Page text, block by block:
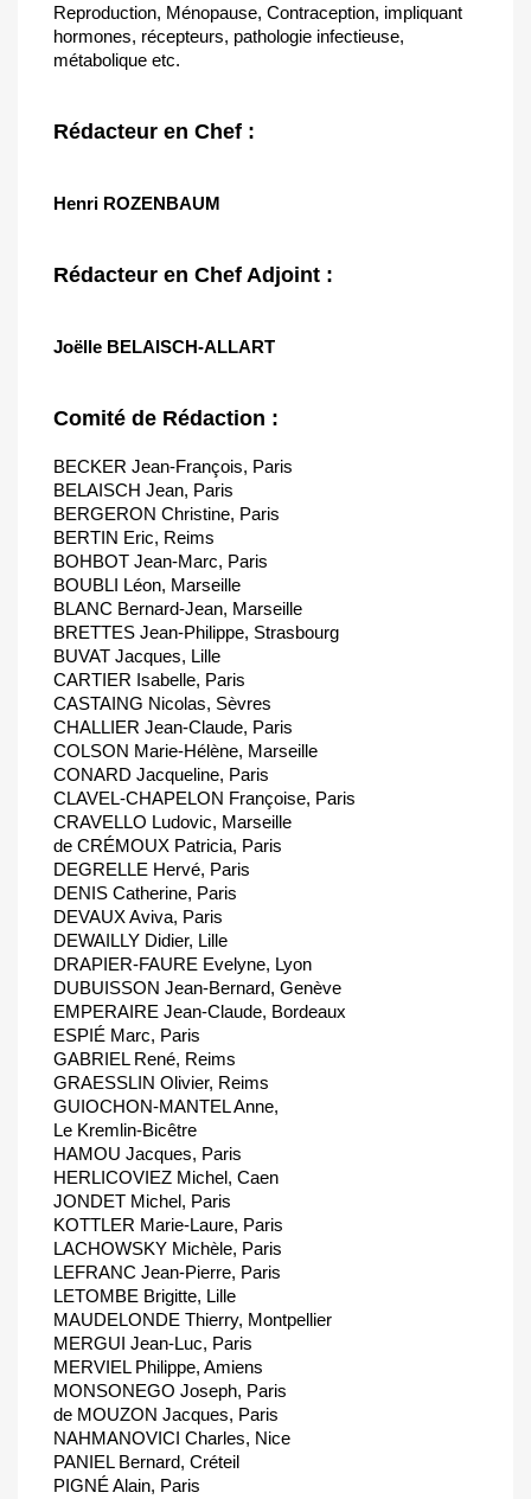
Reproduction, Ménopause, Contraception, impliquant
hormones, récepteurs, pathologie infectieuse,
métabolique etc.
Rédacteur en Chef :
Henri ROZENBAUM
Rédacteur en Chef Adjoint :
Joëlle BELAISCH-ALLART
Comité de Rédaction :
BECKER Jean-François, Paris
BELAISCH Jean, Paris
BERGERON Christine, Paris
BERTIN Eric, Reims
BOHBOT Jean-Marc, Paris
BOUBLI Léon, Marseille
BLANC Bernard-Jean, Marseille
BRETTES Jean-Philippe, Strasbourg
BUVAT Jacques, Lille
CARTIER Isabelle, Paris
CASTAING Nicolas, Sèvres
CHALLIER Jean-Claude, Paris
COLSON Marie-Hélène, Marseille
CONARD Jacqueline, Paris
CLAVEL-CHAPELON Françoise, Paris
CRAVELLO Ludovic, Marseille
de CRÉMOUX Patricia, Paris
DEGRELLE Hervé, Paris
DENIS Catherine, Paris
DEVAUX Aviva, Paris
DEWAILLY Didier, Lille
DRAPIER-FAURE Evelyne, Lyon
DUBUISSON Jean-Bernard, Genève
EMPERAIRE Jean-Claude, Bordeaux
ESPIÉ Marc, Paris
GABRIEL René, Reims
GRAESSLIN Olivier, Reims
GUIOCHON-MANTEL Anne,
Le Kremlin-Bicêtre
HAMOU Jacques, Paris
HERLICOVIEZ Michel, Caen
JONDET Michel, Paris
KOTTLER Marie-Laure, Paris
LACHOWSKY Michèle, Paris
LEFRANC Jean-Pierre, Paris
LETOMBE Brigitte, Lille
MAUDELONDE Thierry, Montpellier
MERGUI Jean-Luc, Paris
MERVIEL Philippe, Amiens
MONSONEGO Joseph, Paris
de MOUZON Jacques, Paris
NAHMANOVICI Charles, Nice
PANIEL Bernard, Créteil
PIGNÉ Alain, Paris